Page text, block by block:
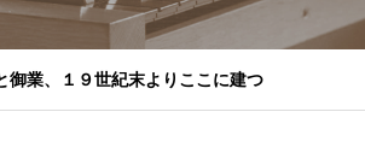
御業、１９世紀末よりここに建つ